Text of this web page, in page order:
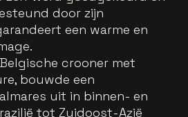
door zijn
een warme en
crooner met
bouwde een
uit in binnen- en
tot Zuidoost-Azië